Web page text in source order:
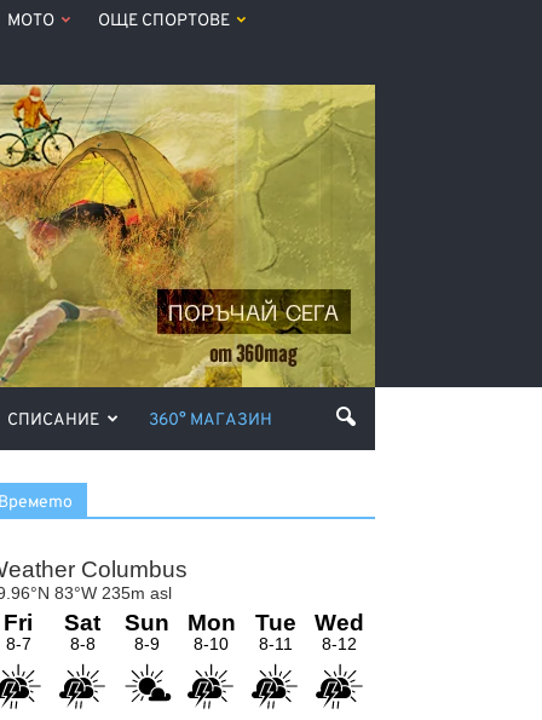
МОТО ОЩЕ СПОРТОВЕ
СПИСАНИЕ 360° МАГАЗИН